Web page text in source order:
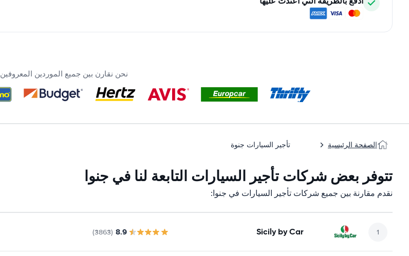
نحن نقارن بين جميع الموردين المعروفين
الصفحة الرئيسية تأجير السيارات جنوة
تتوفر بعض شركات تأجير السيارات التابعة لنا في جنوا
نقدم مقارنة بين جميع شركات تأجير السيارات في جنوا:
Sicily by Car
8.9
(3863)